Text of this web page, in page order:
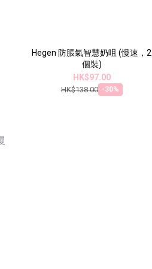
Hegen 防脹氣智慧奶咀 (慢速，2
個裝)
HK$97.00
HK$138.00 -30%